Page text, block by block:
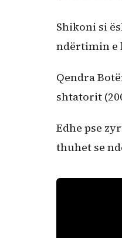
Shikoni si
ndërtimin e
Qendra
shtatorit
Edhe pse
thuhet se